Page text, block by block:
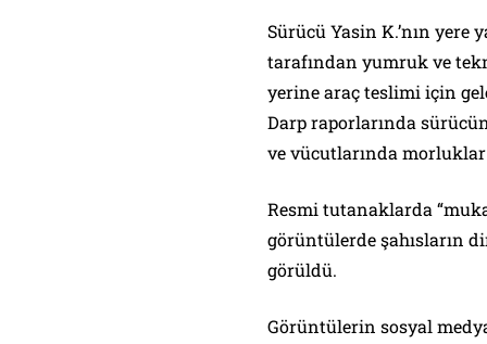
Sürücü Yasin K.’nın yere
tarafından yumruk ve
yerine araç teslimi için
Darp raporlarında
ve vücutlarında
Resmi tutanaklarda
görüntülerde şahısların
görüldü.
Görüntülerin sosyal